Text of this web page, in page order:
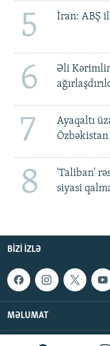
5 İran: ABŞ
6
Əli
7
Ayaqaltı
8
'Taliban'
siyasi
BIZI IZLƏ
MƏLUMAT